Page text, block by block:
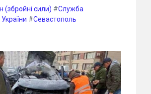
(збройні сили) #Служба
#Севастополь